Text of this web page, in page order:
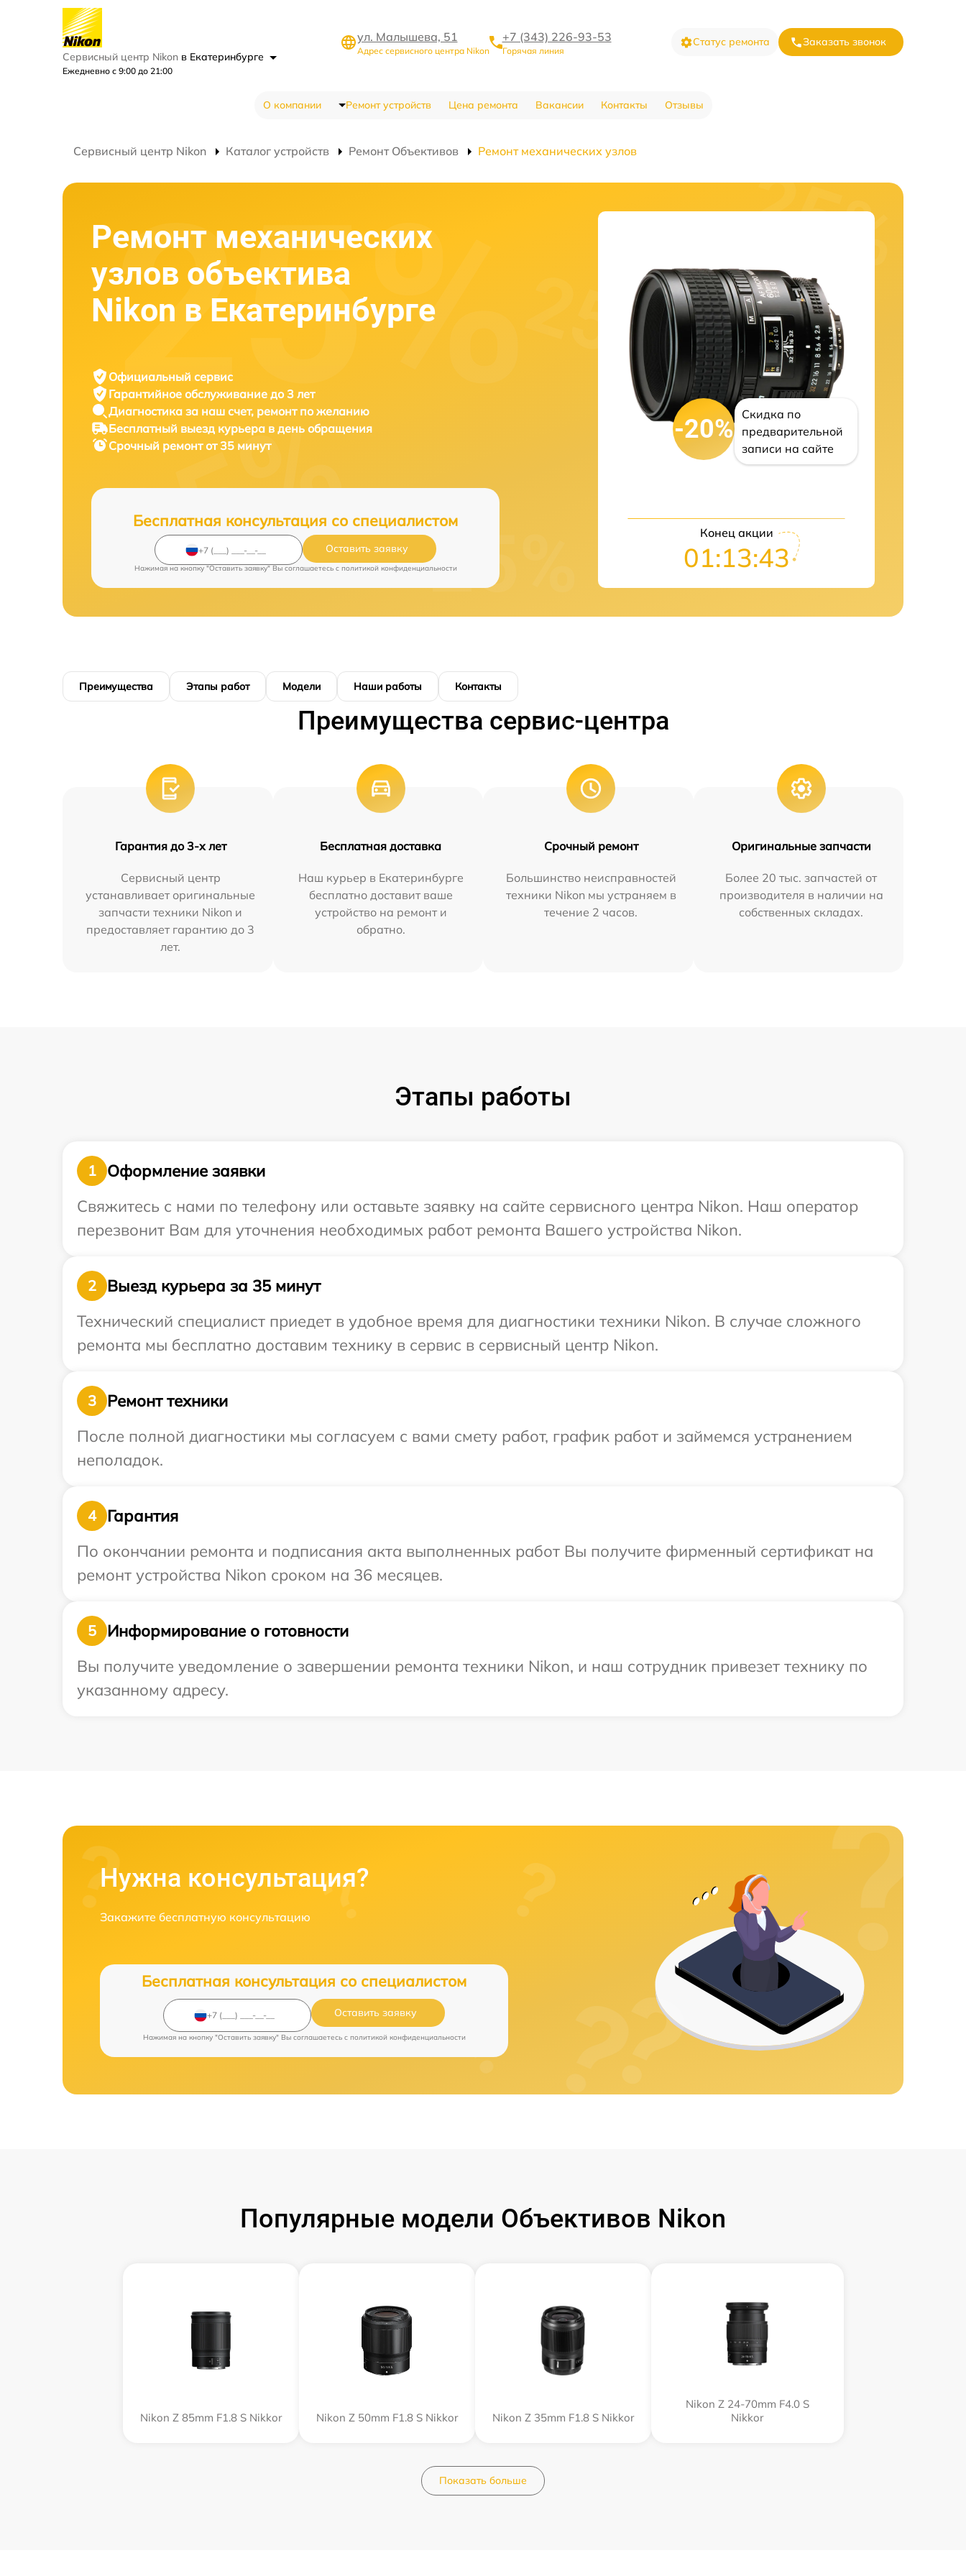
Сервисный центр Nikon в Екатеринбурге
Ежедневно с 9:00 до 21:00
ул. Малышева, 51
Адрес сервисного центра Nikon
+7 (343) 226-93-53
Горячая линия
Статус ремонта Заказать звонок
О компании Ремонт устройств Цена ремонта Вакансии Контакты Отзывы
Сервисный центр Nikon Каталог устройств Ремонт Объективов Ремонт механических узлов
Ремонт механических
узлов объектива
Nikon в Екатеринбурге
Официальный сервис
Гарантийное обслуживание до 3 лет
Диагностика за наш счет, ремонт по желанию
Бесплатный выезд курьера в день обращения
Срочный ремонтот 35 минут
Бесплатная консультация со специалистом
Оставить заявку
Нажимая на кнопку "Оставить заявку" Вы соглашаетесь c политикой конфиденциальности
-20%
Скидка по
предварительной
записи на сайте
Конец акции
01:13:42
Преимущества Этапы работ Модели Наши работы Контакты
Преимущества сервис-центра
Гарантия до 3-х лет
Сервисный центр
устанавливает оригинальные
запчасти техники Nikon и
предоставляет гарантию до 3
лет.
Бесплатная доставка
Наш курьер в Екатеринбурге
бесплатно доставит ваше
устройство на ремонт и
обратно.
Срочный ремонт
Большинство неисправностей
техники Nikon мы устраняем в
течение 2 часов.
Оригинальные запчасти
Более 20 тыс. запчастей от
производителя в наличии на
собственных складах.
Этапы работы
1
Оформление заявки
Свяжитесь с нами по телефону или оставьте заявку на сайте сервисного центра Nikon. Наш оператор
перезвонит Вам для уточнения необходимых работ ремонта Вашего устройства Nikon.
2
Выезд курьера за 35 минут
Технический специалист приедет в удобное время для диагностики техники Nikon. В случае сложного
ремонта мы бесплатно доставим технику в сервис в сервисный центр Nikon.
3
Ремонт техники
После полной диагностики мы согласуем с вами смету работ, график работ и займемся устранением
неполадок.
4
Гарантия
По окончании ремонта и подписания акта выполненных работ Вы получите фирменный сертификат на
ремонт устройства Nikon сроком на 36 месяцев.
5
Информирование о готовности
Вы получите уведомление о завершении ремонта техники Nikon, и наш сотрудник привезет технику по
указанному адресу.
Нужна консультация?
Закажите бесплатную консультацию
Бесплатная консультация со специалистом
Оставить заявку
Нажимая на кнопку "Оставить заявку" Вы соглашаетесь c политикой конфиденциальности
Популярные модели Объективов Nikon
Nikon Z 85mm F1.8 S Nikkor Nikon Z 50mm F1.8 S Nikkor Nikon Z 35mm F1.8 S Nikkor
Nikon Z 24-70mm F4.0 S
Nikkor
Показать больше